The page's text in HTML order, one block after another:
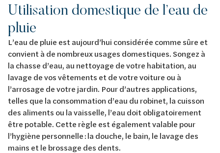
Utilisation domestique de l’eau de
pluie
L’eau de pluie est aujourd’hui considérée comme sûre et
convient à de nombreux usages domestiques. Songez à
la chasse d’eau, au nettoyage de votre habitation, au
lavage de vos vêtements et de votre voiture ou à
l’arrosage de votre jardin. Pour d’autres applications,
telles que la consommation d’eau du robinet, la cuisson
des aliments ou la vaisselle, l’eau doit obligatoirement
être potable. Cette règle est également valable pour
l’hygiène personnelle : la douche, le bain, le lavage des
mains et le brossage des dents.